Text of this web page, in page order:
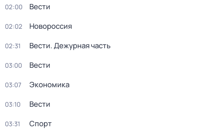
02:00 Вести
02:02 Новороссия
02:31 Вести. Дежурная часть
03:00 Вести
03:07 Экономика
03:10 Вести
03:31 Спорт